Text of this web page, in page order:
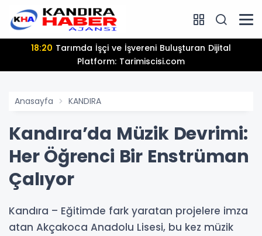
18:20
Platform: Tarimiscisi.com
Anasayfa KANDIRA
Kandıra’da Müzik Devrimi:
Her Öğrenci Bir Enstrüman
Çalıyor
Kandıra – Eğitimde fark yaratan projelere imza
atan Akçakoca Anadolu Lisesi, bu kez müzik